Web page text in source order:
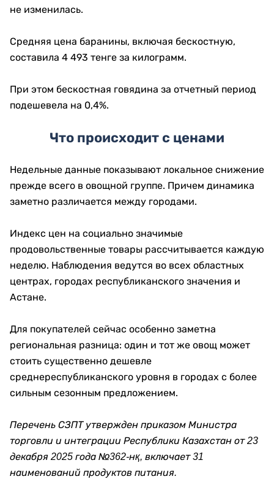
не изменилась.
Средняя цена баранины, включая бескостную,
составила 4 493 тенге за килограмм.
При этом бескостная говядина за отчетный период
подешевела на 0,4%.
Что происходит с ценами
Недельные данные показывают локальное снижение
прежде всего в овощной группе. Причем динамика
заметно различается между городами.
Индекс цен на социально значимые
продовольственные товары рассчитывается каждую
неделю. Наблюдения ведутся во всех областных
центрах, городах республиканского значения и
Астане.
Для покупателей сейчас особенно заметна
региональная разница: один и тот же овощ может
стоить существенно дешевле
среднереспубликанского уровня в городах с более
сильным сезонным предложением.
Перечень СЗПТ утвержден приказом Министра
торговли и интеграции Республики Казахстан от 23
декабря 2025 года №362-нқ, включает 31
наименований продуктов питания.